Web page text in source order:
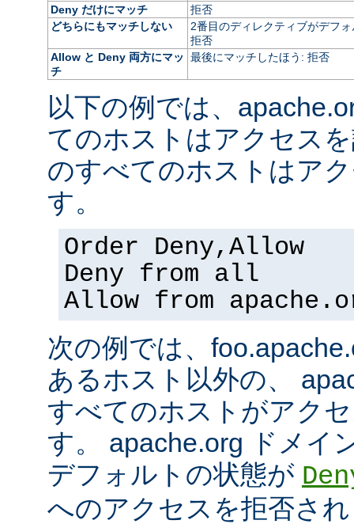
Deny だけにマッチ
拒否
どちらにもマッチしない
2番目のディレクティブがデフ
拒否
Allow と Deny 両方にマッ
チ
最後にマッチしたほう: 拒否
以下の例では、
てのホストはアクセス
のすべてのホストはア
す。
Order Deny,Allow
Deny from all
Allow from
次の例では、
あるホスト以外の、
すべてのホストがアク
す。 apache.org ドメイ
デフォルトの状態が
へのアクセスを拒否さ